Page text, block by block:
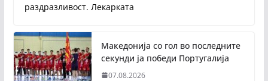
раздразливост. Лекарката
Македонија со гол во последните
секунди ја победи Португалија
07.08.2026